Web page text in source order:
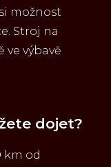
možnost
Stroj na
výbavě
dojet?
km od